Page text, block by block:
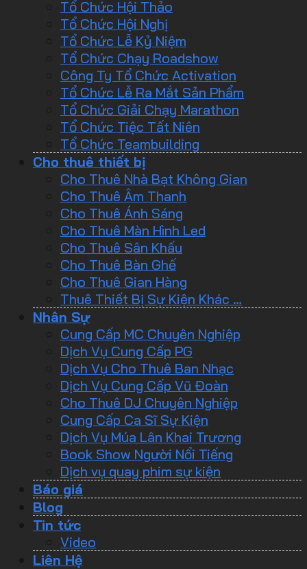
Tổ Chức Hội Thảo
Tổ Chức Hội Nghị
Tổ Chức Lễ Kỷ Niệm
Tổ Chức Chạy Roadshow
Công Ty Tổ Chức Activation
Tổ Chức Lễ Ra Mắt Sản Phẩm
Tổ Chức Giải Chạy Marathon
Tổ Chức Tiệc Tất Niên
Tổ Chức Teambuilding
Cho thuê thiết bị
Cho Thuê Nhà Bạt Không Gian
Cho Thuê Âm Thanh
Cho Thuê Ánh Sáng
Cho Thuê Màn Hình Led
Cho Thuê Sân Khấu
Cho Thuê Bàn Ghế
Cho Thuê Gian Hàng
Thuê Thiết Bị Sự Kiện Khác …
Nhân Sự
Cung Cấp MC Chuyên Nghiệp
Dịch Vụ Cung Cấp PG
Dịch Vụ Cho Thuê Ban Nhạc
Dịch Vụ Cung Cấp Vũ Đoàn
Cho Thuê DJ Chuyên Nghiệp
Cung Cấp Ca Sĩ Sự Kiện
Dịch Vụ Múa Lân Khai Trương
Book Show Người Nổi Tiếng
Dịch vụ quay phim sự kiện
Báo giá
Blog
Tin tức
Video
Liên Hệ